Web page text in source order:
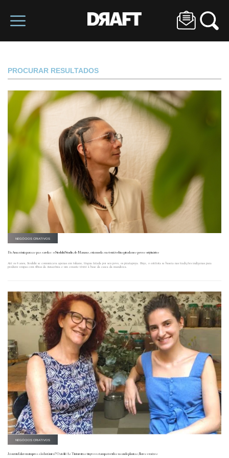
PROCURAR RESULTADOS
NEGÓCIOS CRIATIVOS
Da Amazônia para as passarelas: o Sioduhi Studio, de Manaus, cria moda sustentável inspirada nos povos originários
Até os 6 anos, Sioduhi se comunicava apenas em tukano, língua falada por seu povo, os piratapuya. Hoje, o estilista se baseia nas tradições indígenas para
produzir roupas com fibras da Amazônia e um corante têxtil à base da casca da mandioca.
NEGÓCIOS CRIATIVOS
Já ouviu falar em impressão botânica? O ateliê As Tintureiras tinge e estampa tecidos usando plantas, flores e raízes